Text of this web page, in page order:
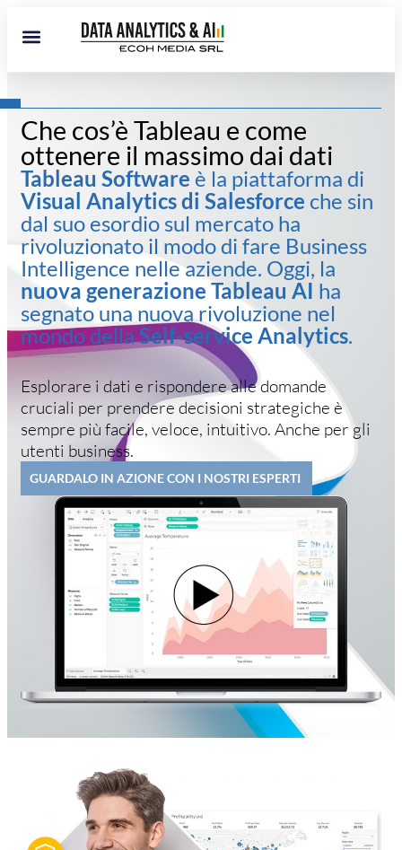
Che cos’è Tableau e come
ottenere il massimo dai dati
Tableau Software è la piattaforma di
Visual Analytics di Salesforce che sin
dal suo esordio sul mercato ha
rivoluzionato il modo di fare Business
Intelligence nelle aziende. Oggi, la
nuova generazione Tableau AI ha
segnato una nuova rivoluzione nel
mondo dellaSelf-service Analytics.
Esplorare i dati e rispondere alle domande
cruciali per prendere decisioni strategiche è
sempre più facile, veloce, intuitivo. Anche per gli
utenti business.
GUARDALO IN AZIONE CON I NOSTRI ESPERTI